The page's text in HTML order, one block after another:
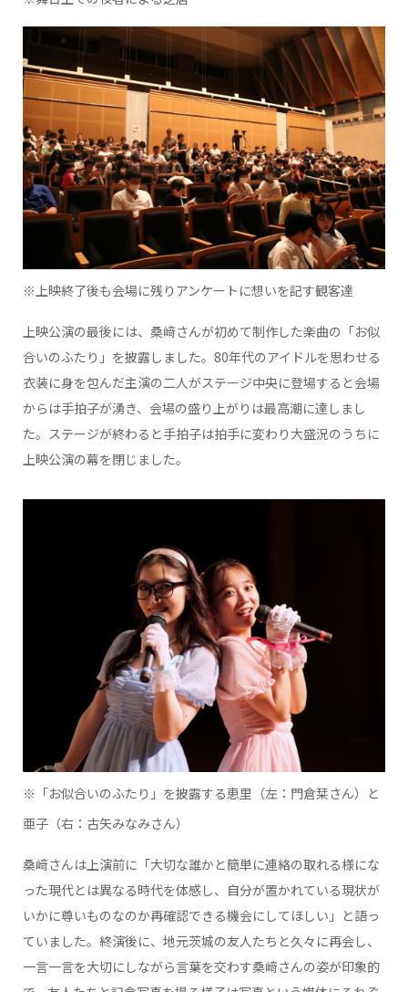
※上映終了後も会場に残りアンケートに想いを記す観客達
上映公演の最後には、桑﨑さんが初めて制作した楽曲の「お似
合いのふたり」を披露しました。80年代のアイドルを思わせる
衣装に身を包んだ主演の二人がステージ中央に登場すると会場
からは手拍子が湧き、会場の盛り上がりは最高潮に達しまし
た。ステージが終わると手拍子は拍手に変わり大盛況のうちに
上映公演の幕を閉じました。
※「お似合いのふたり」を披露する恵里（左：門倉栞さん）と
亜子（右：古矢みなみさん）
桑﨑さんは上演前に「大切な誰かと簡単に連絡の取れる様にな
った現代とは異なる時代を体感し、自分が置かれている現状が
いかに尊いものなのか再確認できる機会にしてほしい」と語っ
ていました。終演後に、地元茨城の友人たちと久々に再会し、
一言一言を大切にしながら言葉を交わす桑﨑さんの姿が印象的